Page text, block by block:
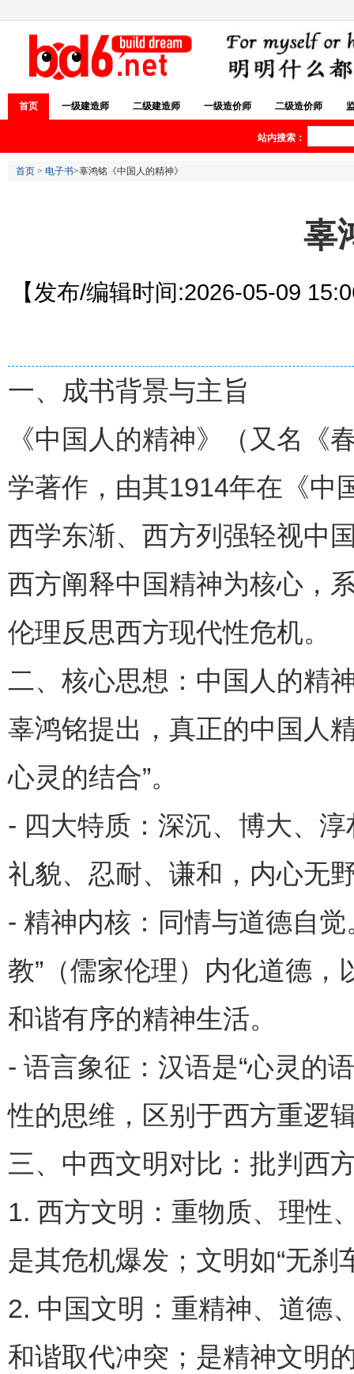
首页 一级建造师 二级建造师 一级造价师 二级造价师
站内搜索：
首页 > 电子书>辜鸿铭《中国人的精神》
辜
【发布/编辑时间:2026-05-09
一、成书背景与主旨
《中国人的精神》（又名《
学著作，由其1914年在《中
西学东渐、西方列强轻视中
西方阐释中国精神为核心，
伦理反思西方现代性危机。
二、核心思想：中国人的精
辜鸿铭提出，真正的中国人
心灵的结合”。
- 四大特质：深沉、博大、
礼貌、忍耐、谦和，内心无
- 精神内核：同情与道德自
教”（儒家伦理）内化道德
和谐有序的精神生活。
- 语言象征：汉语是“心灵的
性的思维，区别于西方重逻
三、中西文明对比：批判西
1. 西方文明：重物质、理性
是其危机爆发；文明如“无
2. 中国文明：重精神、道德
和谐取代冲突；是精神文明